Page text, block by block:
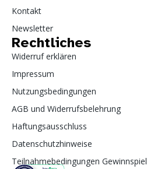
Kontakt
Newsletter
Rechtliches
Widerruf erklären
Impressum
Nutzungsbedingungen
AGB und Widerrufsbelehrung
Haftungsausschluss
Datenschutzhinweise
Teilnahmebedingungen Gewinnspiel